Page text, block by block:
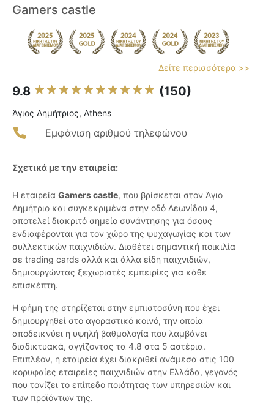
Gamers castle
Δείτε περισσότερα >>
9.8 (150)
Άγιος Δημήτριος, Athens
Εμφάνιση αριθμού τηλεφώνου
Σχετικά με την εταιρεία:
Η εταιρεία Gamers castle, που βρίσκεται στον Άγιο
Δημήτριο και συγκεκριμένα στην οδό Λεωνίδου 4,
αποτελεί διακριτό σημείο συνάντησης για όσους
ενδιαφέρονται για τον χώρο της ψυχαγωγίας και των
συλλεκτικών παιχνιδιών. Διαθέτει σημαντική ποικιλία
σε trading cards αλλά και άλλα είδη παιχνιδιών,
δημιουργώντας ξεχωριστές εμπειρίες για κάθε
επισκέπτη.
Η φήμη της στηρίζεται στην εμπιστοσύνη που έχει
δημιουργηθεί στο αγοραστικό κοινό, την οποία
αποδεικνύει η υψηλή βαθμολογία που λαμβάνει
διαδικτυακά, αγγίζοντας τα 4.8 στα 5 αστέρια.
Επιπλέον, η εταιρεία έχει διακριθεί ανάμεσα στις 100
κορυφαίες εταιρείες παιχνιδιών στην Ελλάδα, γεγονός
που τονίζει το επίπεδο ποιότητας των υπηρεσιών και
των προϊόντων της.